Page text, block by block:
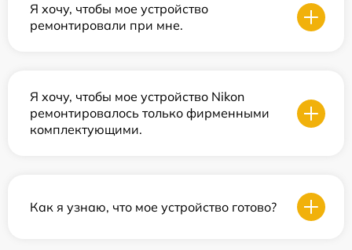
Я хочу, чтобы мое устройство
ремонтировали при мне.
Я хочу, чтобы мое устройство Nikon
ремонтировалось только фирменными
комплектующими.
Как я узнаю, что мое устройство готово?